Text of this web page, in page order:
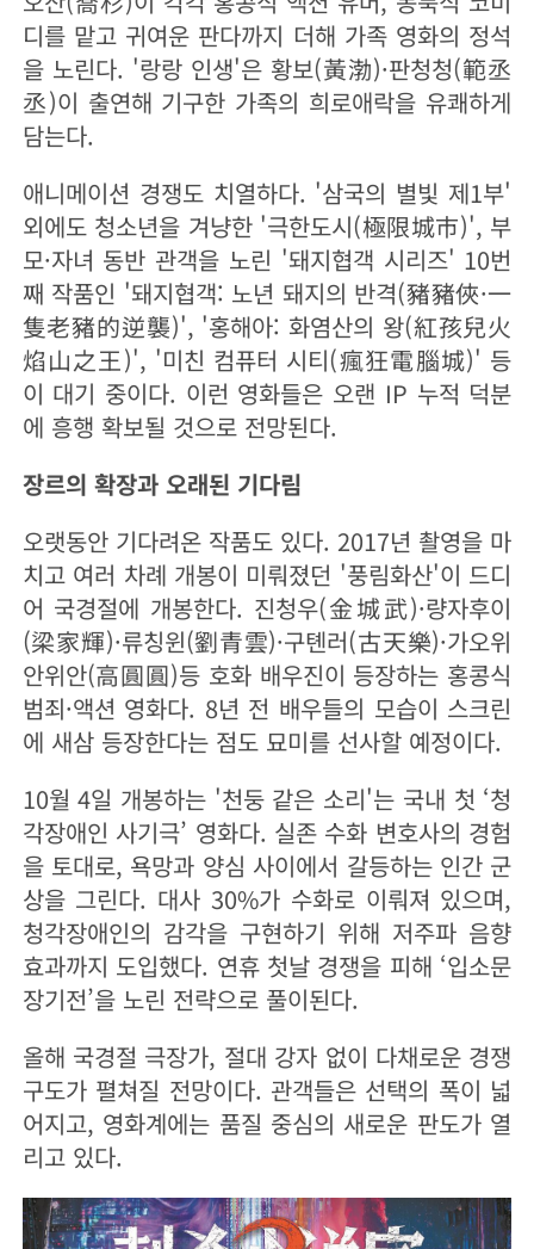
디를 맡고 귀여운 판다까지 더해 가족 영화의 정석
을 노린다. '랑랑 인생'은 황보(黃渤)·판청청(範丞
丞)이 출연해 기구한 가족의 희로애락을 유쾌하게
담는다.
애니메이션 경쟁도 치열하다. '삼국의 별빛 제1부'
외에도 청소년을 겨냥한 '극한도시(極限城市)', 부
모·자녀 동반 관객을 노린 '돼지협객 시리즈' 10번
째 작품인 '돼지협객: 노년 돼지의 반격(豬豬俠·一
隻老豬的逆襲)', '홍해아: 화염산의 왕(紅孩兒火
焰山之王)', '미친 컴퓨터 시티(瘋狂電腦城)' 등
이 대기 중이다. 이런 영화들은 오랜 IP 누적 덕분
에 흥행 확보될 것으로 전망된다.
장르의 확장과 오래된 기다림
오랫동안 기다려온 작품도 있다. 2017년 촬영을 마
치고 여러 차례 개봉이 미뤄졌던 '풍림화산'이 드디
어 국경절에 개봉한다. 진청우(金城武)·량자후이
(梁家輝)·류칭윈(劉青雲)·구톈러(古天樂)·가오위
안위안(高圓圓)등 호화 배우진이 등장하는 홍콩식
범죄·액션 영화다. 8년 전 배우들의 모습이 스크린
에 새삼 등장한다는 점도 묘미를 선사할 예정이다.
10월 4일 개봉하는 '천둥 같은 소리'는 국내 첫 ‘청
각장애인 사기극’ 영화다. 실존 수화 변호사의 경험
을 토대로, 욕망과 양심 사이에서 갈등하는 인간 군
상을 그린다. 대사 30%가 수화로 이뤄져 있으며,
청각장애인의 감각을 구현하기 위해 저주파 음향
효과까지 도입했다. 연휴 첫날 경쟁을 피해 ‘입소문
장기전’을 노린 전략으로 풀이된다.
올해 국경절 극장가, 절대 강자 없이 다채로운 경쟁
구도가 펼쳐질 전망이다. 관객들은 선택의 폭이 넓
어지고, 영화계에는 품질 중심의 새로운 판도가 열
리고 있다.